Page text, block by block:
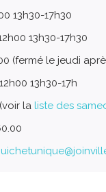
13h30-17h30
13h30-17h30
(fermé le jeudi
13h30-17h
la liste des